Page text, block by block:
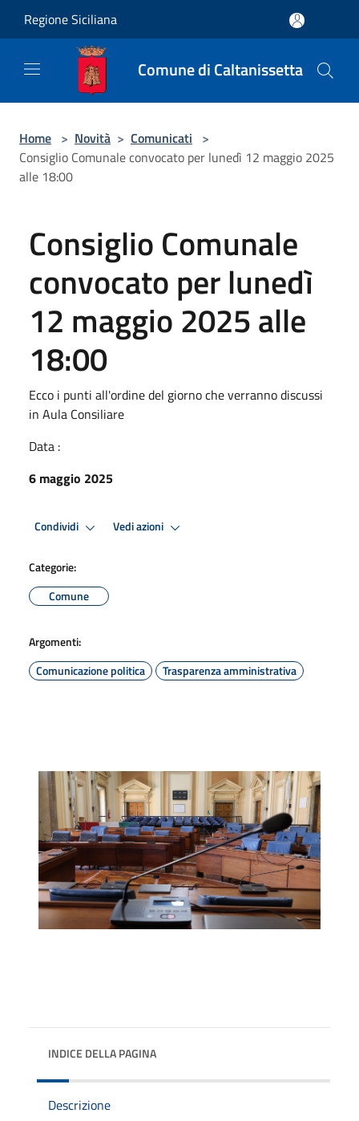
Regione Siciliana
Comune di Caltanissetta
Home > Novità > Comunicati >
Consiglio Comunale convocato per lunedì 12 maggio 2025
alle 18:00
Consiglio Comunale
convocato per lunedì
12 maggio 2025 alle
18:00
Ecco i punti all'ordine del giorno che verranno discussi
in Aula Consiliare
Data :
6 maggio 2025
Condividi Vedi azioni
Categorie:
Comune
Argomenti:
Comunicazione politica
Trasparenza amministrativa
INDICE DELLA PAGINA
Descrizione